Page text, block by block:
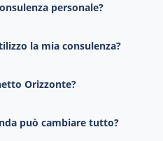
personale?
la mia consulenza?
Orizzonte?
può cambiare tutto?